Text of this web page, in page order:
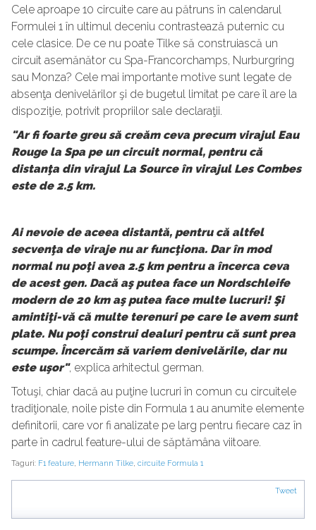
Cele aproape 10 circuite care au pătruns în calendarul
Formulei 1 în ultimul deceniu contrastează puternic cu
cele clasice. De ce nu poate Tilke să construiască un
circuit asemănător cu Spa-Francorchamps, Nurburgring
sau Monza? Cele mai importante motive sunt legate de
absenţa denivelărilor şi de bugetul limitat pe care îl are la
dispoziţie, potrivit propriilor sale declaraţii.
"Ar fi foarte greu să creăm ceva precum virajul Eau
Rouge la Spa pe un circuit normal, pentru că
distanţa din virajul La Source în virajul Les Combes
este de 2.5 km.
Ai nevoie de aceea distantă, pentru că altfel
secvenţa de viraje nu ar funcţiona. Dar în mod
normal nu poţi avea 2.5 km pentru a încerca ceva
de acest gen. Dacă aş putea face un Nordschleife
modern de 20 km aş putea face multe lucruri! Şi
amintiţi-vă că multe terenuri pe care le avem sunt
plate. Nu poţi construi dealuri pentru că sunt prea
scumpe. Încercăm să variem denivelările, dar nu
este uşor", explica arhitectul german.
Totuşi, chiar dacă au puţine lucruri în comun cu circuitele
tradiţionale, noile piste din Formula 1 au anumite elemente
definitorii, care vor fi analizate pe larg pentru fiecare caz în
parte în cadrul feature-ului de săptămâna viitoare.
Taguri: F1 feature, Hermann Tilke, circuite Formula 1
Tweet